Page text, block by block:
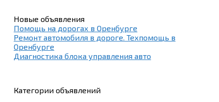
Новые объявления
Помощь на дорогах в Оренбурге
Ремонт автомобиля в дороге. Техпомощь в
Оренбурге
Диагностика блока управления авто
Категории объявлений